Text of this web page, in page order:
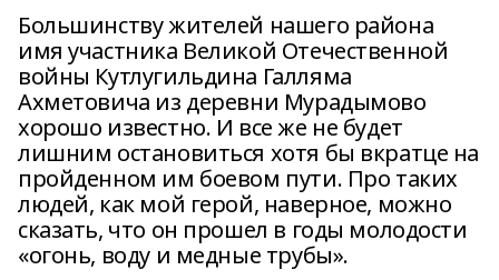
Большинству жителей нашего района
имя участника Великой Отечественной
войны Кутлугильдина Галляма
Ахметовича из деревни Мурадымово
хорошо известно. И все же не будет
лишним остановиться хотя бы вкратце на
пройденном им боевом пути. Про таких
людей, как мой герой, наверное, можно
сказать, что он прошел в годы молодости
«огонь, воду и медные трубы».